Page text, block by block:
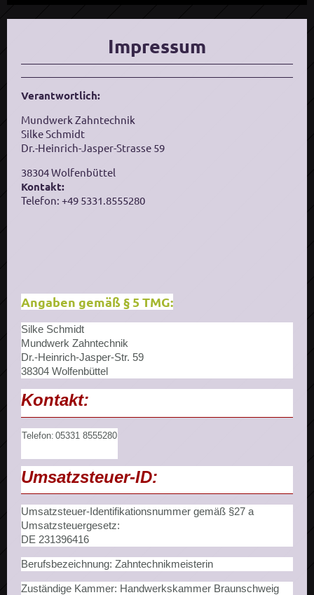
Impressum
Verantwortlich:
Mundwerk Zahntechnik
Silke Schmidt
Dr.-Heinrich-Jasper-Strasse 59
38304 Wolfenbüttel
Kontakt:
Telefon: +49 5331.8555280
Angaben gemäß § 5 TMG:
Silke Schmidt
Mundwerk Zahntechnik
Dr.-Heinrich-Jasper-Str. 59
38304 Wolfenbüttel
Kontakt:
Telefon: 05331 8555280
Umsatzsteuer-ID:
Umsatzsteuer-Identifikationsnummer gemäß §27 a
Umsatzsteuergesetz:
DE 231396416
Berufsbezeichnung: Zahntechnikmeisterin
Zuständige Kammer: Handwerkskammer Braunschweig